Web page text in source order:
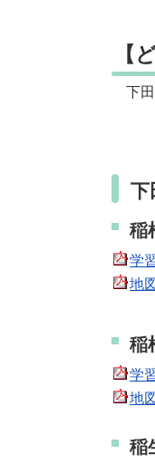
【
下田
下
稲
学
地
稲
学
地
稲